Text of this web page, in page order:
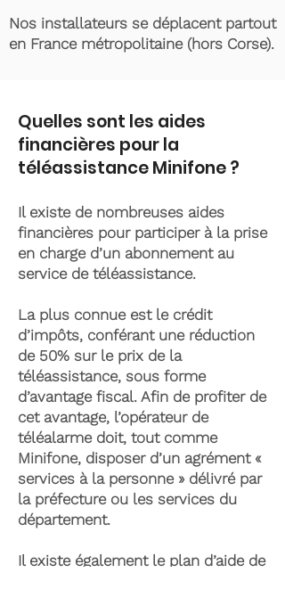
Nos installateurs se déplacent partout
en France métropolitaine (hors Corse).
Quelles sont les aides
financières pour la
téléassistance Minifone ?
Il existe de nombreuses aides
financières pour participer à la prise
en charge d’un abonnement au
service de téléassistance.
La plus connue est le crédit
d’impôts, conférant une réduction
de 50% sur le prix de la
téléassistance, sous forme
d’avantage fiscal. Afin de profiter de
cet avantage, l’opérateur de
téléalarme doit, tout comme
Minifone, disposer d’un agrément «
services à la personne » délivré par
la préfecture ou les services du
département.
Il existe également le plan d’aide de